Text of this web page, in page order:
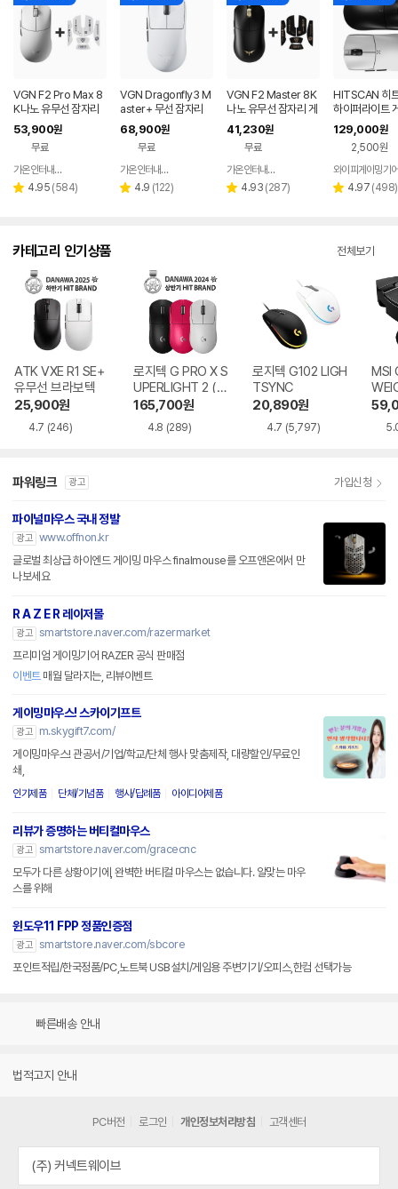
VGN F2 Pro Max 8
K나노 유무선 잠자리
게이밍 마우스 화이트
53,900원
무료
페이
가온인터내셔날
별 4.95 리
(584)
VGN Dragonfly3 M
aster+ 무선 잠자리
게이밍 마우스+젠더
화이트
68,900원
무료
가온인터내셔날
별 4.9 리
(122)
VGN F2 Master 8K
나노 유무선 잠자리 게
이밍 마우스+그립테이
프 블랙
41,230원
무료
페이
가온인터내셔날
별 4.93 리
(287)
HITSCAN 히
하이퍼라이트
무선 마우스 경
호환
129,000원
2,500원
와이피게이밍기
별 4.97 리
(498)
카테고리 인기상품 전체보기
ATK VXE R1 SE+
유무선 브라보텍
25,900원
4.7 (246)
로지텍 G PRO X S
UPERLIGHT 2 (정
품)
165,700원
4.8 (289)
로지텍 G102 LIGH
TSYNC
20,890원
4.7 (5,797)
MSI
SS
파워링크 광고 가입신청
파이널마우스 국내 정발
광고 www.offnon.kr
글로벌 최상급 하이엔드 게이밍 마우스 finalmouse를 오프앤온에서 만
나보세요
R A Z E R 레이저몰
광고 smartstore.naver.com/razermarket
프리미엄 게이밍기어 RAZER 공식 판매점
이벤트매월 달라지는, 리뷰이벤트
게이밍마우스! 스카이기프트
광고
m.skygift7.com/
게이밍마우스! 관공서/기업/학교/단체 행사 맞춤제작, 대량할인/무료인
쇄,
인기제품 단체/기념품 행사/답례품 아이디어제품
리뷰가 증명하는 버티컬마우스
광고 smartstore.naver.com/gracecnc
모두가 다른 상황이기에, 완벽한 버티컬 마우스는 없습니다. 알맞는 마우
스를 위해
윈도우11 FPP 정품인증점
광고 smartstore.naver.com/sbcore
포인트적립/한국정품/PC,노트북 USB설치/게임용 주변기기/오피스,한컴 선택가능
빠른배송 안내
법적고지 안내
PC버전 로그인 개인정보처리방침 고객센터
(주) 커넥트웨이브